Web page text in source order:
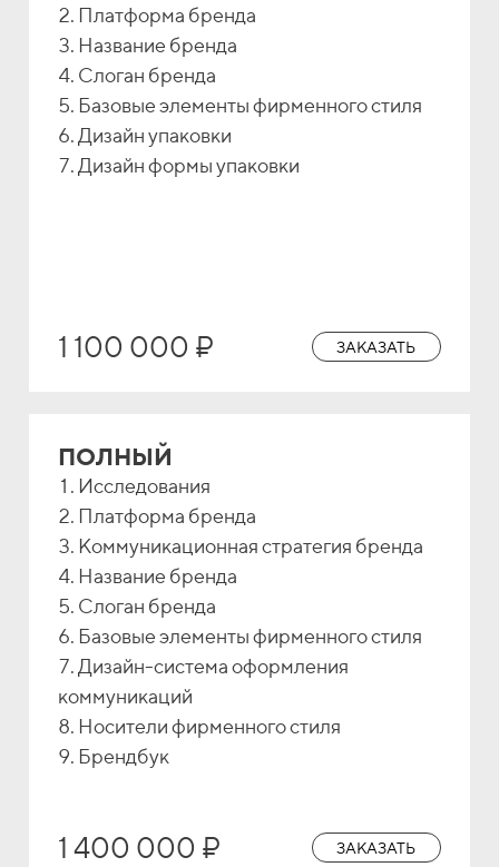
Платформа бренда
Название бренда
Слоган бренда
Базовые элементы фирменного стиля
Дизайн упаковки
Дизайн формы упаковки
1 100 000 ₽ ЗАКАЗАТЬ
ПОЛНЫЙ
Исследования
Платформа бренда
Коммуникационная стратегия бренда
Название бренда
Слоган бренда
Базовые элементы фирменного стиля
Дизайн-система оформления
коммуникаций
Носители фирменного стиля
Брендбук
1 400 000 ₽ ЗАКАЗАТЬ